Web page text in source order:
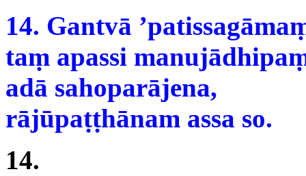
14. Gantvā
taṃ apassi
adā sahoparājena,
rājūpaṭṭhānam assa so.
14.